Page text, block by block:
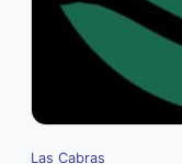
Las Cabras